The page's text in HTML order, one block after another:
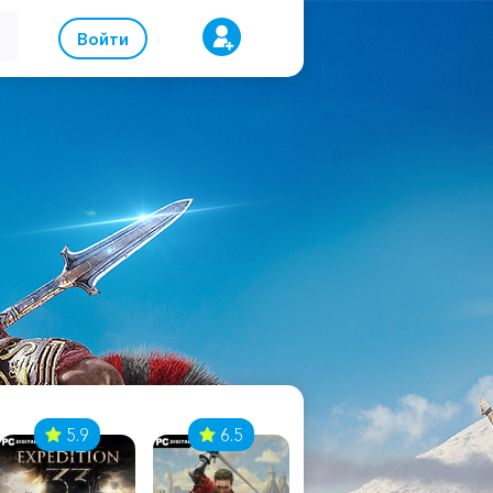
Войти
5.9 6.5 8.1